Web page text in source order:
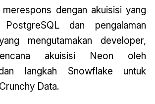
dengan akuisisi yang
PostgreSQL dan pengalaman
mengutamakan developer,
akuisisi Neon oleh
langkah Snowflake untuk
Data.